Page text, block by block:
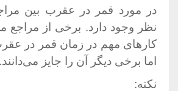
در مورد قمر در عقرب بین
نظر وجود دارد. برخی از مراجع
کارهای مهم در زمان قمر در
اما برخی دیگر آن را جایز می‌دانند.
نکته: